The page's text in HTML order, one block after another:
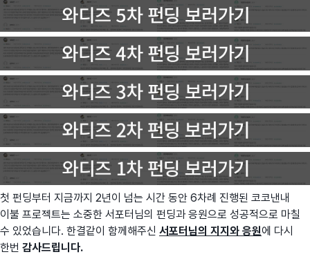
첫 펀딩부터 지금까지 2년이 넘는 시간 동안 6차례 진행된 코코낸내
이불 프로젝트는 소중한 서포터님의 펀딩과 응원으로 성공적으로 마칠
수 있었습니다. 한결같이 함께해주신 서포터님의 지지와 응원에 다시
한번 감사드립니다.